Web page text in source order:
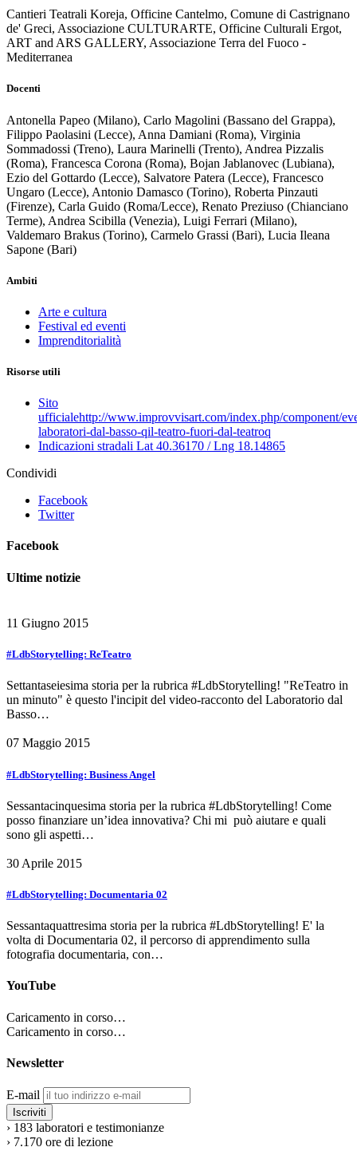
Cantieri Teatrali Koreja, Officine Cantelmo, Comune di Castrignano
de' Greci, Associazione CULTURARTE, Officine Culturali Ergot,
ART and ARS GALLERY, Associazione Terra del Fuoco -
Mediterranea
Docenti
Antonella Papeo (Milano), Carlo Magolini (Bassano del Grappa),
Filippo Paolasini (Lecce), Anna Damiani (Roma), Virginia
Sommadossi (Treno), Laura Marinelli (Trento), Andrea Pizzalis
(Roma), Francesca Corona (Roma), Bojan Jablanovec (Lubiana),
Ezio del Gottardo (Lecce), Salvatore Patera (Lecce), Francesco
Ungaro (Lecce), Antonio Damasco (Torino), Roberta Pinzauti
(Firenze), Carla Guido (Roma/Lecce), Renato Preziuso (Chianciano
Terme), Andrea Scibilla (Venezia), Luigi Ferrari (Milano),
Valdemaro Brakus (Torino), Carmelo Grassi (Bari), Lucia Ileana
Sapone (Bari)
Ambiti
Arte e cultura
Festival ed eventi
Imprenditorialità
Risorse utili
Sito
ufficialehttp://www.improvvisart.com/index.php/component/
laboratori-dal-basso-qil-teatro-fuori-dal-teatroq
Indicazioni stradali Lat 40.36170 / Lng 18.14865
Condividi
Facebook
Twitter
Facebook
Ultime notizie
11 Giugno 2015
#LdbStorytelling: ReTeatro
Settantaseiesima storia per la rubrica #LdbStorytelling! "ReTeatro in
un minuto" è questo l'incipit del video-racconto del Laboratorio dal
Basso…
07 Maggio 2015
#LdbStorytelling: Business Angel
Sessantacinquesima storia per la rubrica #LdbStorytelling! Come
posso finanziare un’idea innovativa? Chi mi può aiutare e quali
sono gli aspetti…
30 Aprile 2015
#LdbStorytelling: Documentaria 02
Sessantaquattresima storia per la rubrica #LdbStorytelling! E' la
volta di Documentaria 02, il percorso di apprendimento sulla
fotografia documentaria, con…
YouTube
Caricamento in corso…
Caricamento in corso…
Newsletter
E-mail
› 183 laboratori e testimonianze
› 7.170 ore di lezione